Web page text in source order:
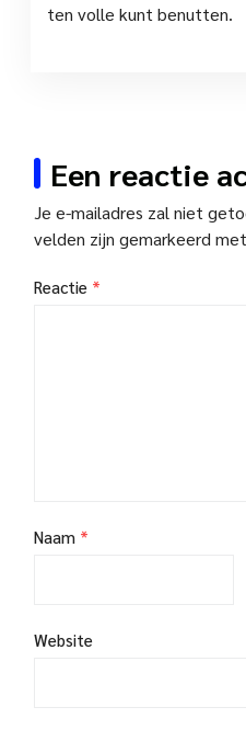
ten volle kunt benutten.
Een reactie
Je e-mailadres zal niet
velden zijn gemarkeerd met
Reactie *
Naam *
Website